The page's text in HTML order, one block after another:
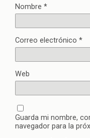
Nombre *
Correo electrónico *
Web
Guarda mi nombre,
navegador para la